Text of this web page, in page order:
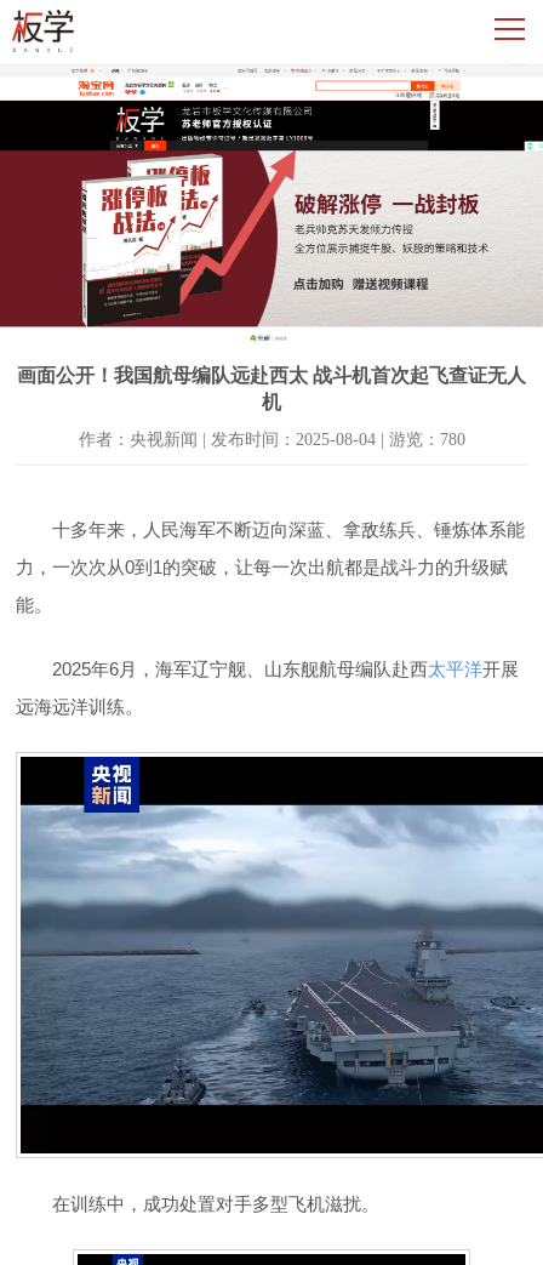
画面公开！我国航母编队远赴西太 战斗机首次起飞查证无人
机
作者：央视新闻 | 发布时间：2025-08-04 | 游览：780
十多年来，人民海军不断迈向深蓝、拿敌练兵、锤炼体系能
力，一次次从0到1的突破，让每一次出航都是战斗力的升级赋
能。
2025年6月，海军辽宁舰、山东舰航母编队赴西太平洋开展
远海远洋训练。
在训练中，成功处置对手多型飞机滋扰。